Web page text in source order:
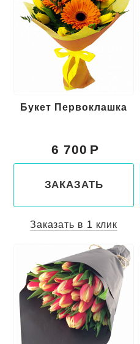
Букет Первоклашка
6 700
ЗАКАЗАТЬ
Заказать в 1 клик